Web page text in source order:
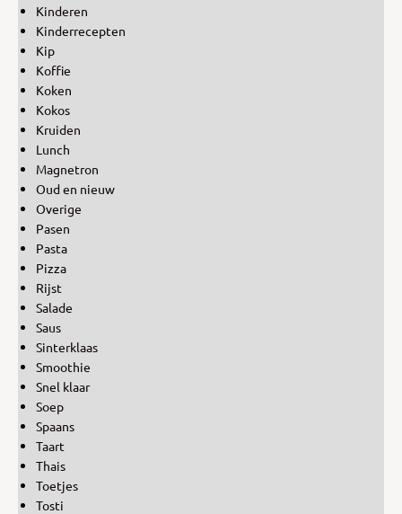
Kinderen
Kinderrecepten
Kip
Koffie
Koken
Kokos
Kruiden
Lunch
Magnetron
Oud en nieuw
Overige
Pasen
Pasta
Pizza
Rijst
Salade
Saus
Sinterklaas
Smoothie
Snel klaar
Soep
Spaans
Taart
Thais
Toetjes
Tosti